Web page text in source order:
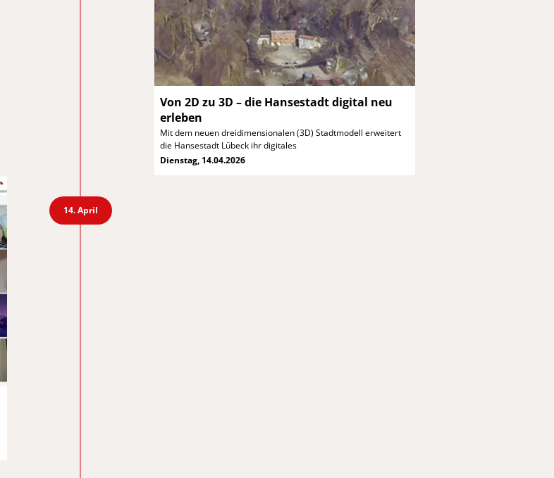
Von 2D zu 3D – die Hansestadt digital neu
erleben
Mit dem neuen dreidimensionalen (3D) Stadtmodell erweitert
die Hansestadt Lübeck ihr digitales
Dienstag, 14.04.2026
14. April